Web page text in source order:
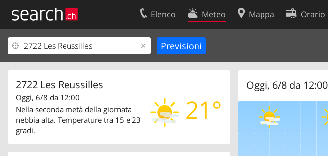
Elenco Meteo Mappa Orario
2722 Les Reussilles
21°
Oggi, 6/8 da 12:00
Nella seconda metà della giornata
nebbia alta. Temperature tra 15 e 23
gradi.
Oggi, 6/8 da 12:00
Il vostro profolio
Area clienti
Contatti
Condizioni d’uso